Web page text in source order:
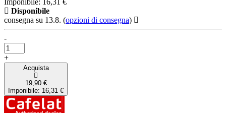
Disponibile
consegna su 13.8. (opzioni di consegna)
-
+
Acquista
19,90 €
Imponibile: 16,31 €